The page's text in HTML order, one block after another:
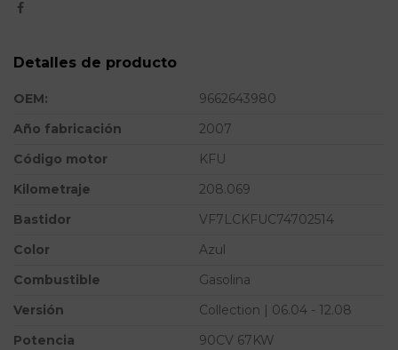
Detalles de producto
OEM:
9662643980
Año fabricación
2007
Código motor
KFU
Kilometraje
208.069
Bastidor
VF7LCKFUC74702514
Color
Azul
Combustible
Gasolina
Versión
Collection | 06.04 - 12.08
Potencia
90CV 67KW